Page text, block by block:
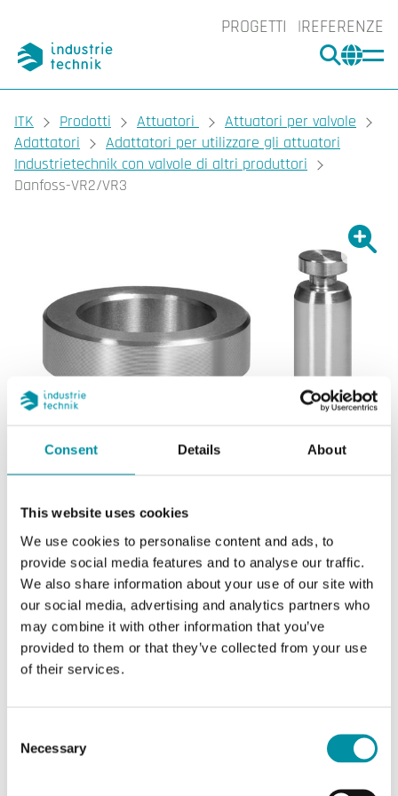
Consent Details About
This website uses cookies
We use cookies to personalise content and ads, to
provide social media features and to analyse our traffic.
We also share information about your use of our site with
our social media, advertising and analytics partners who
may combine it with other information that you’ve
provided to them or that they’ve collected from your use
of their services.
Selection
Necessary
PROGETTI REFERENZE
CERCA
You are here:
ITK Prodotti Attuatori
Attuatori per valvole
Adattatori
Adattatori per utilizzare gli attuatori
Industrietechnik con valvole di altri produttori
Danfoss-VR2/VR3
INDUSTRIETECHNIK
Danfoss-VR2/VR3
Adattatori per utilizzare gli attuatori Industrietechnik con valvole di altri